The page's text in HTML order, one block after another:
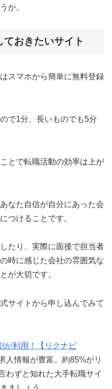
か。
おきたいサイト
スマホから簡単に無料登録
で1分、長いものでも5分
とで転職活動の効率は上が
なた自信が自分にあった会
つけることです。
たり、実際に面接で担当者
時に感じた会社の雰囲気な
が大切です。
サイトから申し込んでみて
が利用！【リクナビ
人情報が豊富。約85%がリ
わずと知れた大手転職サイ